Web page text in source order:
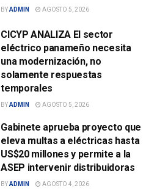
BYADMIN AGOSTO 5, 2026
CICYP ANALIZA El sector
eléctrico panameño necesita
una modernización, no
solamente respuestas
temporales
BYADMIN AGOSTO 5, 2026
Gabinete aprueba proyecto que
eleva multas a eléctricas hasta
US$20 millones y permite a la
ASEP intervenir distribuidoras
BYADMIN AGOSTO 4, 2026